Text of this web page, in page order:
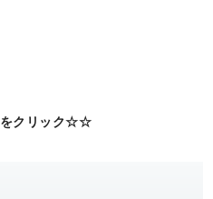
をクリック☆☆